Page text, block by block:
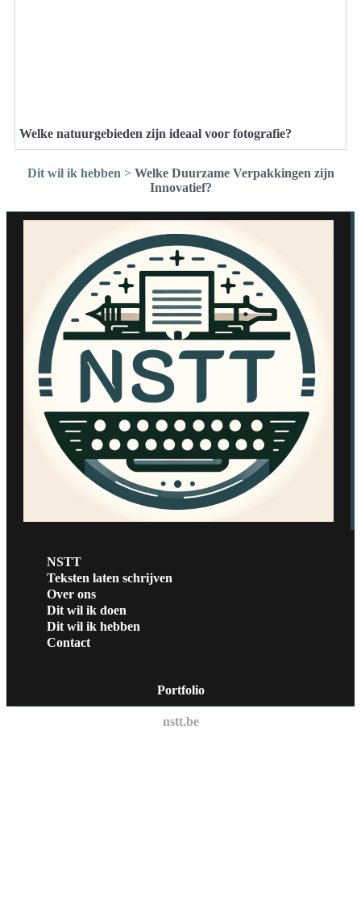
Welke natuurgebieden zijn ideaal voor fotografie?
Dit wil ik hebben > Welke Duurzame Verpakkingen zijn
Innovatief?
NSTT
Teksten laten schrijven
Over ons
Dit wil ik doen
Dit wil ik hebben
Contact
Portfolio
nstt.be